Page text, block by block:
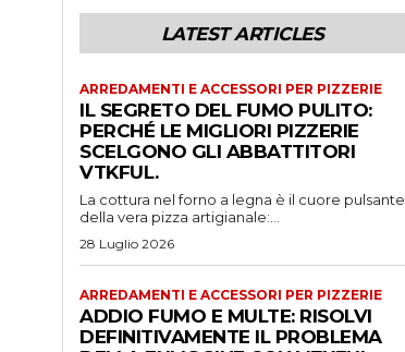
LATEST ARTICLES
ARREDAMENTI E ACCESSORI PER PIZZERIE
IL SEGRETO DEL FUMO PULITO:
PERCHÉ LE MIGLIORI PIZZERIE
SCELGONO GLI ABBATTITORI
VTKFUL.
La cottura nel forno a legna è il cuore pulsante
della vera pizza artigianale:...
28 Luglio 2026
ARREDAMENTI E ACCESSORI PER PIZZERIE
ADDIO FUMO E MULTE: RISOLVI
DEFINITIVAMENTE IL PROBLEMA